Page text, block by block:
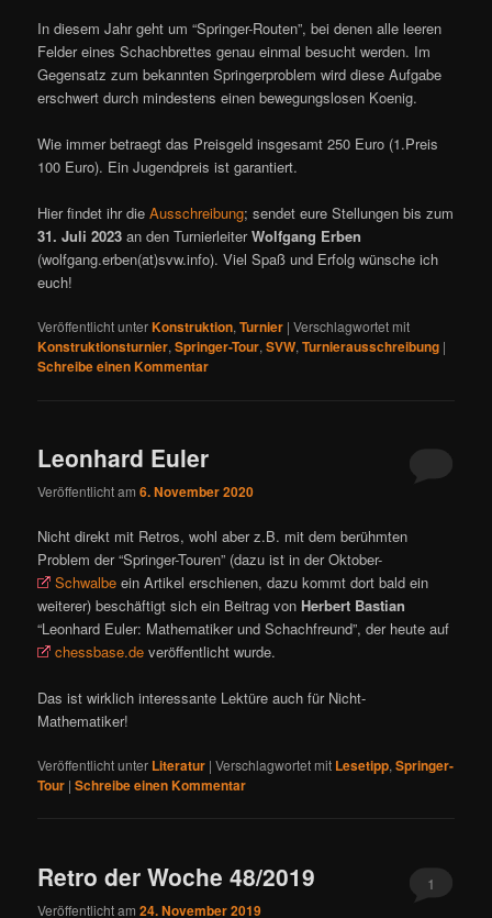
In diesem Jahr geht um “Springer-Routen”, bei denen alle leeren
Felder eines Schachbrettes genau einmal besucht werden. Im
Gegensatz zum bekannten Springerproblem wird diese Aufgabe
erschwert durch mindestens einen bewegungslosen Koenig.
Wie immer betraegt das Preisgeld insgesamt 250 Euro (1.Preis
100 Euro). Ein Jugendpreis ist garantiert.
Hier findet ihr dieAusschreibung; sendet eure Stellungen bis zum
31. Juli 2023 an den TurnierleiterWolfgang Erben
(wolfgang.erben(at)svw.info). Viel Spaß und Erfolg wünsche ich
euch!
Veröffentlicht unterKonstruktion,Turnier |Verschlagwortet mit
Konstruktionsturnier,Springer-Tour,SVW,Turnierausschreibung |
Schreibe einen Kommentar
Leonhard Euler
Veröffentlicht am6. November 2020
Nicht direkt mit Retros, wohl aber z.B. mit dem berühmten
Problem der “Springer-Touren” (dazu ist in der Oktober-
Schwalbe ein Artikel erschienen, dazu kommt dort bald ein
weiterer) beschäftigt sich ein Beitrag von Herbert Bastian
“Leonhard Euler: Mathematiker und Schachfreund”, der heute auf
chessbase.de veröffentlicht wurde.
Das ist wirklich interessante Lektüre auch für Nicht-
Mathematiker!
Veröffentlicht unter Literatur |Verschlagwortet mit Lesetipp,Springer-
Tour |Schreibe einen Kommentar
Retro der Woche 48/2019
Veröffentlicht am24. November 2019
1